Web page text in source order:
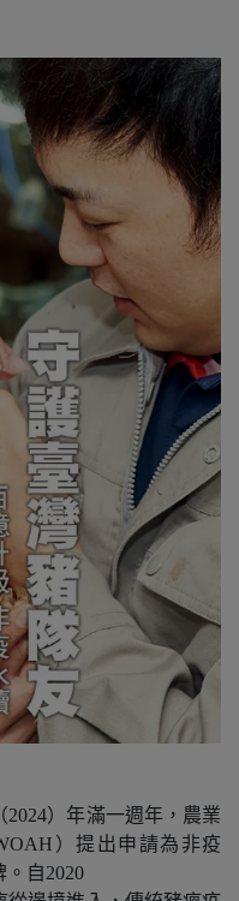
2024）年滿一週年，農業
）提出申請為非疫
。自2020